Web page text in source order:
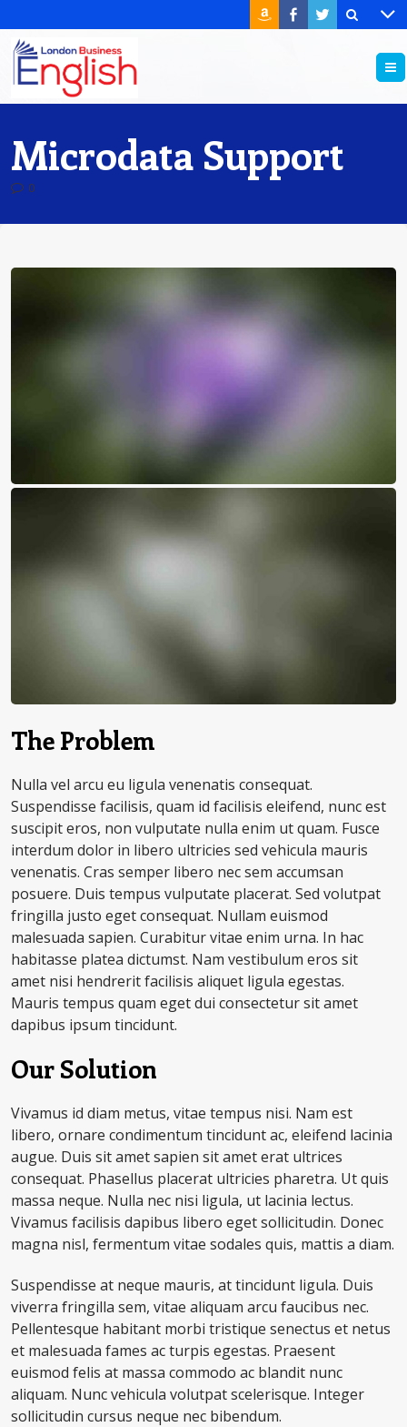
Microdata Support
0
The Problem
Nulla vel arcu eu ligula venenatis consequat.
Suspendisse facilisis, quam id facilisis eleifend, nunc est
suscipit eros, non vulputate nulla enim ut quam. Fusce
interdum dolor in libero ultricies sed vehicula mauris
venenatis. Cras semper libero nec sem accumsan
posuere. Duis tempus vulputate placerat. Sed volutpat
fringilla justo eget consequat. Nullam euismod
malesuada sapien. Curabitur vitae enim urna. In hac
habitasse platea dictumst. Nam vestibulum eros sit
amet nisi hendrerit facilisis aliquet ligula egestas.
Mauris tempus quam eget dui consectetur sit amet
dapibus ipsum tincidunt.
Our Solution
Vivamus id diam metus, vitae tempus nisi. Nam est
libero, ornare condimentum tincidunt ac, eleifend lacinia
augue. Duis sit amet sapien sit amet erat ultrices
consequat. Phasellus placerat ultricies pharetra. Ut quis
massa neque. Nulla nec nisi ligula, ut lacinia lectus.
Vivamus facilisis dapibus libero eget sollicitudin. Donec
magna nisl, fermentum vitae sodales quis, mattis a diam.
Suspendisse at neque mauris, at tincidunt ligula. Duis
viverra fringilla sem, vitae aliquam arcu faucibus nec.
Pellentesque habitant morbi tristique senectus et netus
et malesuada fames ac turpis egestas. Praesent
euismod felis at massa commodo ac blandit nunc
aliquam. Nunc vehicula volutpat scelerisque. Integer
sollicitudin cursus neque nec bibendum.